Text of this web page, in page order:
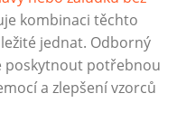
kombinaci těchto
jednat. Odborný
poskytnout potřebnou
a zlepšení vzorců